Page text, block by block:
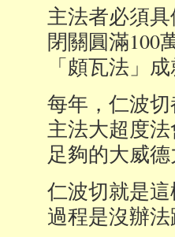
主法者必須
閉關圓滿100
「頗瓦法」
每年，仁波
主法大超度
足夠的大威
仁波切就是
過程是沒辦